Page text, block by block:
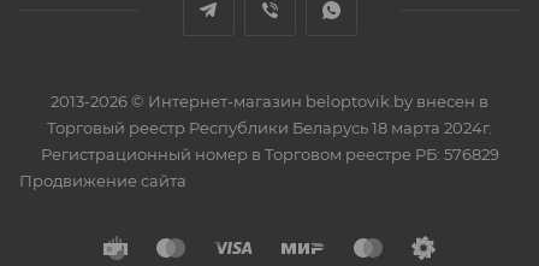
2013-2026 © Интернет-магазин beloptovik.by внесен в
Торговый реестр Республики Беларусь 18 марта 2024г.
Регистрационный номер в Торговом реестре РБ: 576829
Продвижение сайта